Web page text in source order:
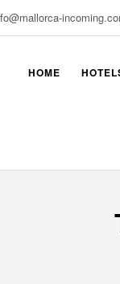
HOME